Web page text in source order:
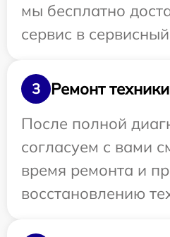
мы бесплатно
сервис в
3
Ремонт техники
После полной
согласуем с вами
время ремонта и
восстановлению